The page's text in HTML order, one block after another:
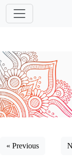
« Previous